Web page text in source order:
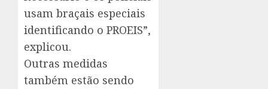
usam braçais especiais
identificando o PROEIS”,
explicou.
Outras medidas
também estão sendo